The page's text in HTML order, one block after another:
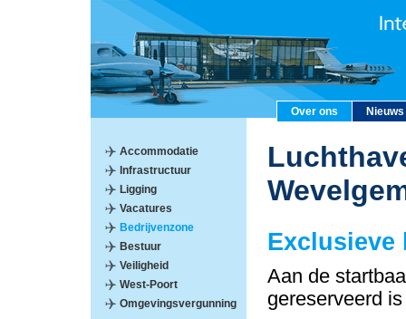
Over ons Nieuws
Accommodatie
Infrastructuur
Ligging
Vacatures
Bedrijvenzone
Bestuur
Veiligheid
West-Poort
Omgevingsvergunning
Exclusieve
Aan de
gereserveerd